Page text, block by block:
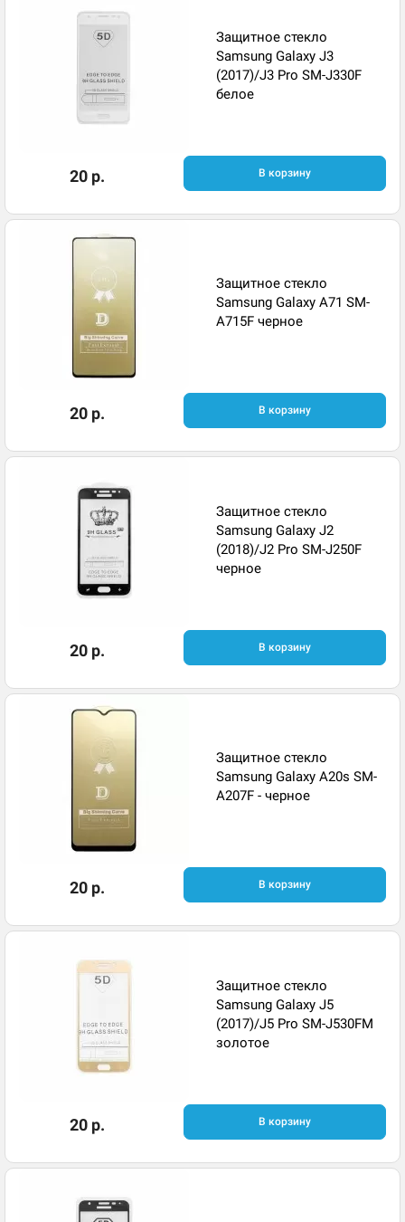
Защитное стекло
Samsung Galaxy J3
(2017)/J3 Pro SM-J330F
белое
20 р. В корзину
Защитное стекло
Samsung Galaxy A71 SM-
A715F черное
20 р. В корзину
Защитное стекло
Samsung Galaxy J2
(2018)/J2 Pro SM-J250F
черное
20 р. В корзину
Защитное стекло
Samsung Galaxy A20s SM-
A207F - черное
20 р. В корзину
Защитное стекло
Samsung Galaxy J5
(2017)/J5 Pro SM-J530FM
золотое
20 р. В корзину